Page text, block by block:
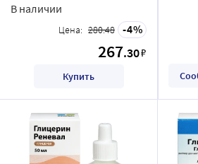
В наличии
Цена: 280.48 4
267.30₽
Купить